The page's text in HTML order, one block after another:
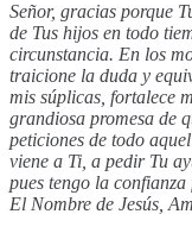
Señor, gracias porque
de Tus hijos en todo
circunstancia. En los
traicione la duda y
mis súplicas, fortalece
grandiosa promesa de
peticiones de todo
viene a Ti, a pedir Tu
pues tengo la
El Nombre de Jesús,